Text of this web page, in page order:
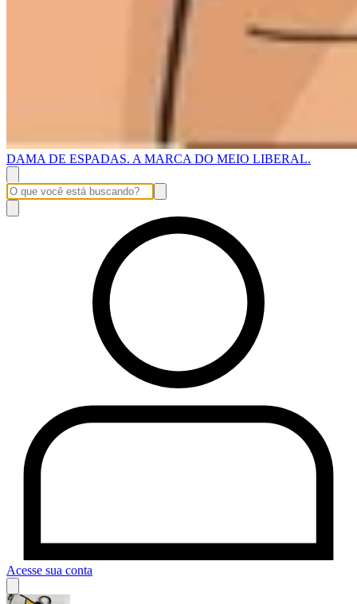
DAMA DE ESPADAS. A MARCA DO MEIO LIBERAL.
Acesse sua conta